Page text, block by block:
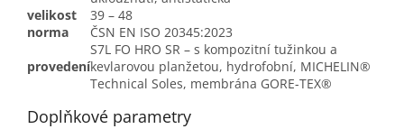
velikost
39 – 48
norma
ČSN EN ISO 20345:2023
provedení
S7L FO HRO SR – s kompozitní tužinkou a
kevlarovou planžetou, hydrofobní, MICHELIN®
Technical Soles, membrána GORE-TEX®
Doplňkové parametry